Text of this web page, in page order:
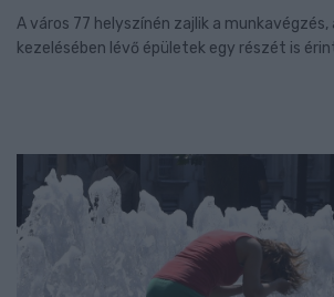
A város 77 helyszínén zajlik a munkavégzés,
kezelésében lévő épületek egy részét is